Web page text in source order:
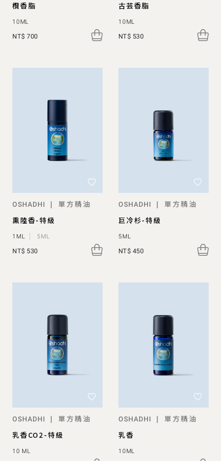
欖香脂
10ML
NT$ 700
古芸香脂
10ML
NT$ 530
OSHADHI |
單方精油
熏陸香-特級
1ML 5ML
NT$ 530
OSHADHI |
單方精油
巨冷杉-特級
5ML
NT$ 450
OSHADHI |
單方精油
乳香CO2-特級
10 ML
OSHADHI |
單方精油
乳香
10ML